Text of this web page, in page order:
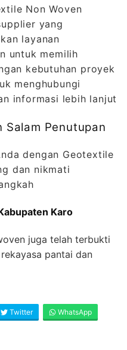
Non Woven
yang
layanan
untuk memilih
kebutuhan proyek
menghubungi
informasi lebih lanjut
Salam Penutupan
dengan Geotextile
dan nikmati
Karo
juga telah terbukti
pantai dan
Twitter WhatsApp